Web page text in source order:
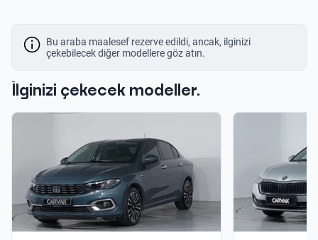
Bu araba maalesef rezerve edildi, ancak, ilginizi
çekebilecek diğer modellere göz atın.
İlginizi çekecek modeller.